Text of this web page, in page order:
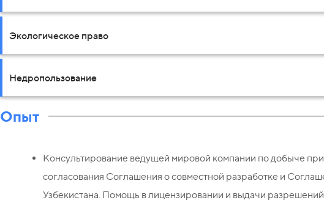
Экологическое право
Недропользование
Опыт
Консультирование ведущей мировой компании по добыче
согласования Соглашения о совместной разработке и
Узбекистана. Помощь в лицензировании и выдачи